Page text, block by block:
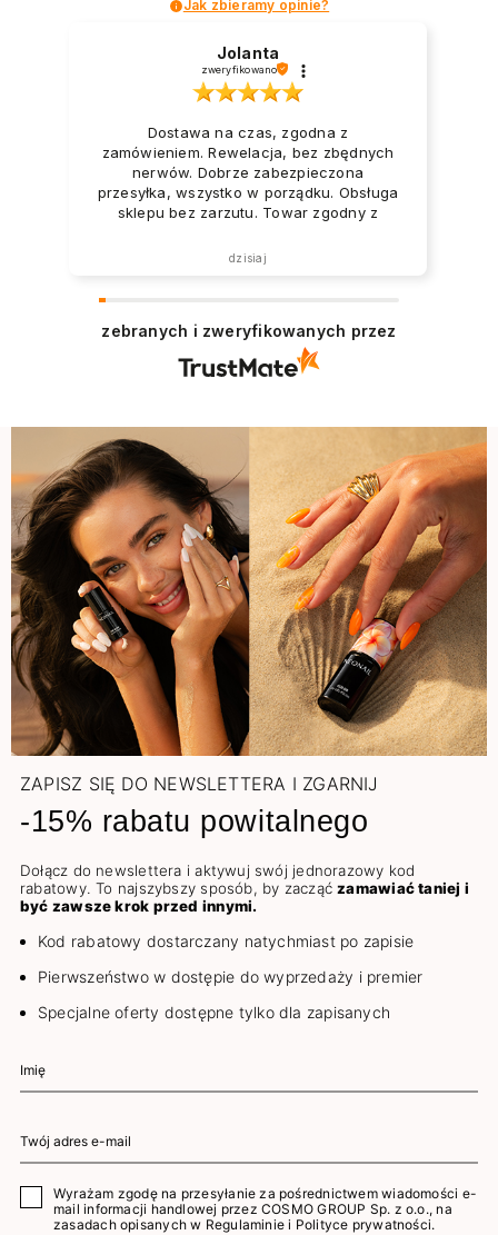
Jak zbieramy opinie?
Jolanta
zweryfikowano
Dostawa na czas, zgodna z
zamówieniem. Rewelacja, bez zbędnych
nerwów. Dobrze zabezpieczona
przesyłka, wszystko w porządku. Obsługa
sklepu bez zarzutu. Towar zgodny z
została zrealizowana ekspresowo.
dzisiaj
zebranych i zweryfikowanych przez
ZAPISZ SIĘ DO NEWSLETTERA I ZGARNIJ
-15% rabatu powitalnego
Dołącz do newslettera i aktywuj swój jednorazowy kod
rabatowy. To najszybszy sposób, by zacząćzamawiać taniej i
być zawsze krok przed innymi.
Kod rabatowy dostarczany natychmiast po zapisie
Pierwszeństwo w dostępie do wyprzedaży i premier
Specjalne oferty dostępne tylko dla zapisanych
Wyrażam zgodę na przesyłanie za pośrednictwem wiadomości e-
mail informacji handlowej przez COSMO GROUP Sp. z o.o., na
zasadach opisanych w Regulaminie i Polityce prywatności.